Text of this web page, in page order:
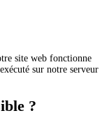
site web fonctionne
sur notre serveur
?